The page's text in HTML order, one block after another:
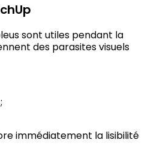
sont utiles pendant la
des parasites visuels
;
immédiatement la lisibilité